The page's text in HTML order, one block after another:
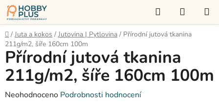
Přejít
na
obsah
Hledat
KOŠÍK
Domů
/ Juta a kokos / Jutovina | Pytlovina / Přírodní jutová tkanina
211g/m2, šíře 160cm 100m
Přírodní jutová tkanina
211g/m2, šíře 160cm 100m
Průměrné
Neohodnoceno Podrobnosti hodnocení